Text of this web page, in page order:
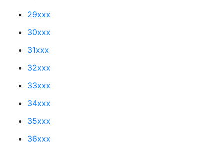
29xxx
30xxx
31xxx
32xxx
33xxx
34xxx
35xxx
36xxx